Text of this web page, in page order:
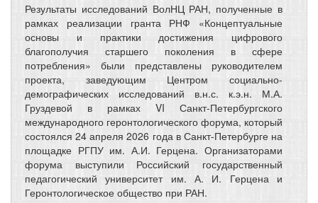
Результаты исследований ВолНЦ РАН, полученные в
рамках реализации гранта РНФ «Концептуальные
основы и практики достижения цифрового
благополучия старшего поколения в сфере
потребления» были представлены руководителем
проекта, заведующим Центром социально-
демографических исследований в.н.с. к.э.н. М.А.
Груздевой в рамках VI Санкт-Петербургского
международного геронтологического форума, который
состоялся 24 апреля 2026 года в Санкт-Петербурге на
площадке РГПУ им. А.И. Герцена. Организаторами
форума выступили Российский государственный
педагогический университет им. А. И. Герцена и
Геронтологическое общество при РАН.